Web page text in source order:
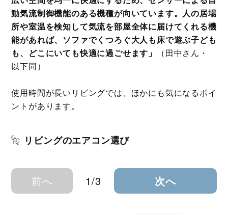
動気流制御機能のある機種が向いています。人の居場
所や室温を検知して気流を部屋全体に届けてくれる機
能があれば、ソファでくつろぐ大人も床で遊ぶ子ども
も、どこにいても快適に過ごせます」
（田中さん・
以下同）
使用時間が長いリビングでは、ほかにも気になるポイ
ントがあります。
リビングのエアコン選び
前へ 1/3 次へ